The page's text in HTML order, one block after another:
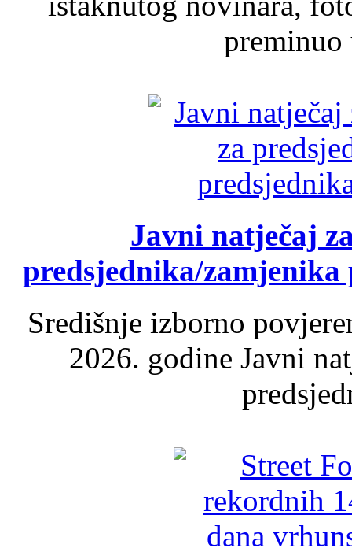
Javni natječaj
predsjednika/
Središnje izborno
2026. godine Javni